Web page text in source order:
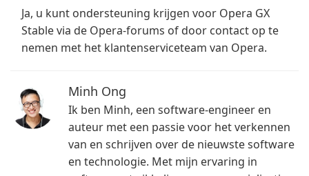
Ja, u kunt ondersteuning krijgen voor Opera GX
Stable via de Opera-forums of door contact op te
nemen met het klantenserviceteam van Opera.
Minh Ong
Ik ben Minh, een software-engineer en
auteur met een passie voor het verkennen
van en schrijven over de nieuwste software
en technologie. Met mijn ervaring in